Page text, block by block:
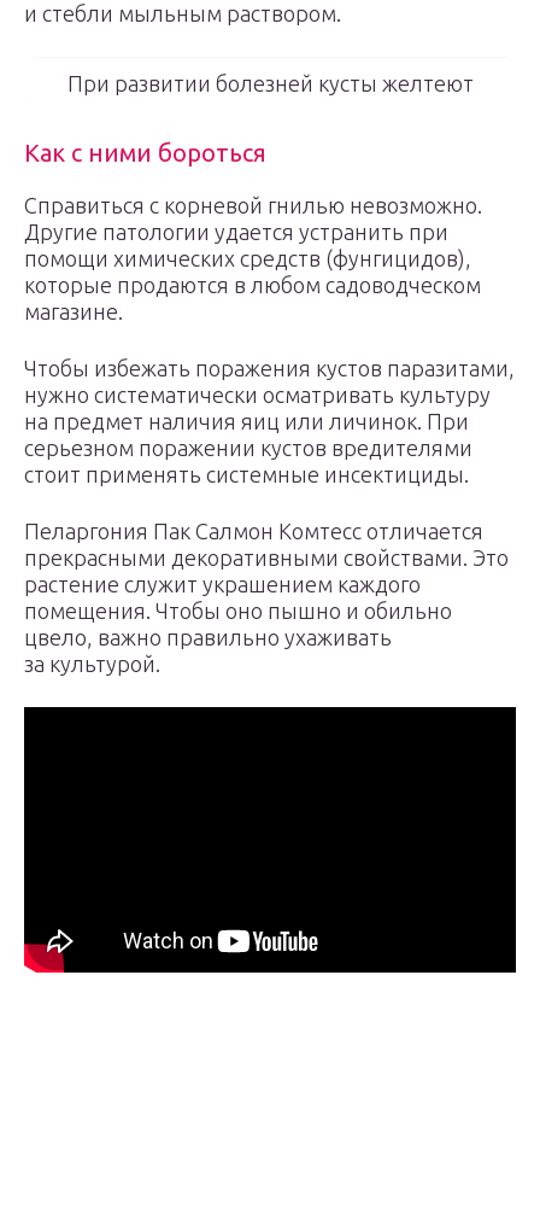
и стебли мыльным раствором.
При развитии болезней кусты желтеют
Как с ними бороться
Справиться с корневой гнилью невозможно.
Другие патологии удается устранить при
помощи химических средств (фунгицидов),
которые продаются в любом садоводческом
магазине.
Чтобы избежать поражения кустов паразитами,
нужно систематически осматривать культуру
на предмет наличия яиц или личинок. При
серьезном поражении кустов вредителями
стоит применять системные инсектициды.
Пеларгония Пак Салмон Комтесс отличается
прекрасными декоративными свойствами. Это
растение служит украшением каждого
помещения. Чтобы оно пышно и обильно
цвело, важно правильно ухаживать
за культурой.